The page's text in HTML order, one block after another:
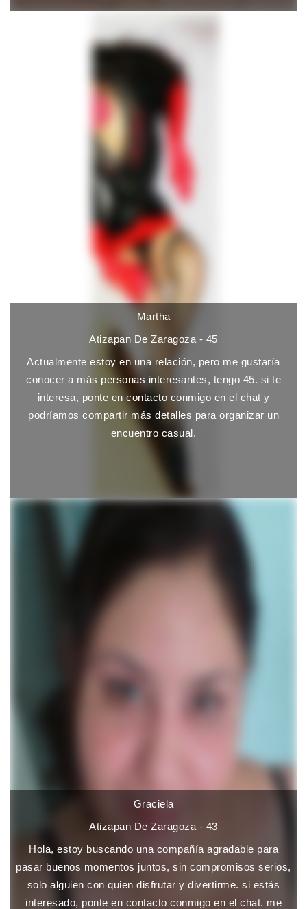
Martha
Atizapan De Zaragoza - 45
Actualmente estoy en una relación, pero me gustaría
conocer a más personas interesantes, tengo 45. si te
interesa, ponte en contacto conmigo en el chat y
podríamos compartir más detalles para organizar un
encuentro casual.
Graciela
Atizapan De Zaragoza - 43
Hola, estoy buscando una compañía agradable para
pasar buenos momentos juntos, sin compromisos serios,
solo alguien con quien disfrutar y divertirme. si estás
interesado, ponte en contacto conmigo en el chat. me